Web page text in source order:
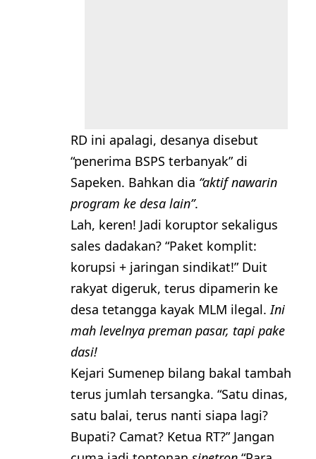
RD ini apalagi, desanya disebut
“penerima BSPS terbanyak” di
Sapeken. Bahkan dia “aktif nawarin
program ke desa lain”.
Lah, keren! Jadi koruptor sekaligus
sales dadakan? “Paket komplit:
korupsi + jaringan sindikat!” Duit
rakyat digeruk, terus dipamerin ke
desa tetangga kayak MLM ilegal.Ini
mah levelnya preman pasar, tapi pake
dasi!
Kejari Sumenep bilang bakal tambah
terus jumlah tersangka. “Satu dinas,
satu balai, terus nanti siapa lagi?
Bupati? Camat? Ketua RT?” Jangan